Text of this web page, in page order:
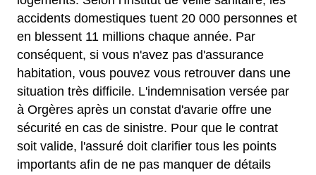
accidents domestiques tuent 20 000 personnes et
en blessent 11 millions chaque année. Par
conséquent, si vous n'avez pas d'assurance
habitation, vous pouvez vous retrouver dans une
situation très difficile. L'indemnisation versée par
à Orgères après un constat d'avarie offre une
sécurité en cas de sinistre. Pour que le contrat
soit valide, l'assuré doit clarifier tous les points
importants afin de ne pas manquer de détails